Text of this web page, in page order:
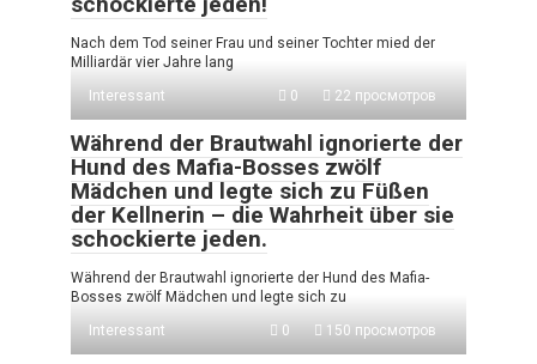
Nach dem Tod seiner Frau und seiner Tochter mied der
Milliardär vier Jahre lang
Interessant
0 22 просмотров
Während der Brautwahl ignorierte der
Hund des Mafia-Bosses zwölf
Mädchen und legte sich zu Füßen
der Kellnerin – die Wahrheit über sie
schockierte jeden.
Während der Brautwahl ignorierte der Hund des Mafia-
Bosses zwölf Mädchen und legte sich zu
Interessant
0 150 просмотров